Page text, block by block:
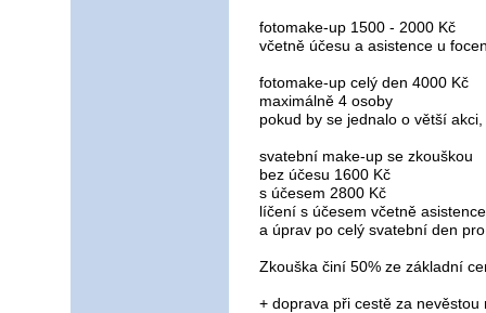
fotomake-up 1500 - 2000 Kč
včetně účesu a asistence u
fotomake-up celý den 4000 Kč
maximálně 4 osoby
pokud by se jednalo o větší
svatební make-up se zkouškou
bez účesu 1600 Kč
s účesem 2800 Kč
líčení s účesem včetně asistence
a úprav po celý svatební den
Zkouška činí 50% ze základní
+ doprava při cestě za nevěstou